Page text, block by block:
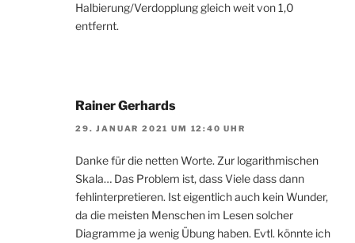
Halbierung/Verdopplung gleich weit von 1,0
entfernt.
Rainer Gerhards
29. JANUAR 2021 UM 12:40 UHR
Danke für die netten Worte. Zur logarithmischen
Skala… Das Problem ist, dass Viele dass dann
fehlinterpretieren. Ist eigentlich auch kein Wunder,
da die meisten Menschen im Lesen solcher
Diagramme ja wenig Übung haben. Evtl. könnte ich